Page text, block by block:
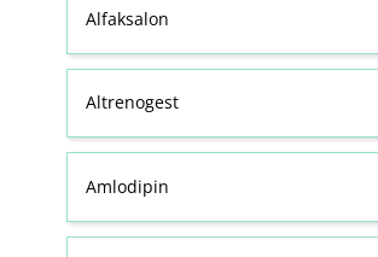
Alfaksalon
Altrenogest
Amlodipin